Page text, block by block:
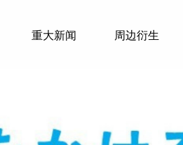
重大新闻 周边衍生